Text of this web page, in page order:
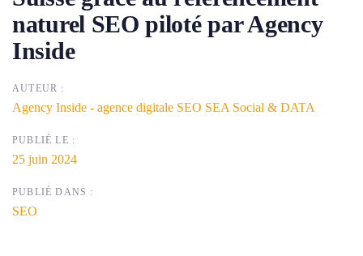
naturel SEO piloté par Agency
Inside
AUTEUR :
Agency Inside - agence digitale SEO SEA Social & DATA
PUBLIÉ LE :
25 juin 2024
PUBLIÉ DANS :
SEO